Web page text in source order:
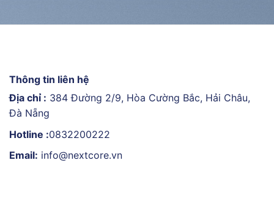
Thông tin liên hệ
Địa chỉ : 384 Đường 2/9, Hòa Cường Bắc, Hải Châu,
Đà Nẵng
Hotline :0832200222
Email: info@nextcore.vn